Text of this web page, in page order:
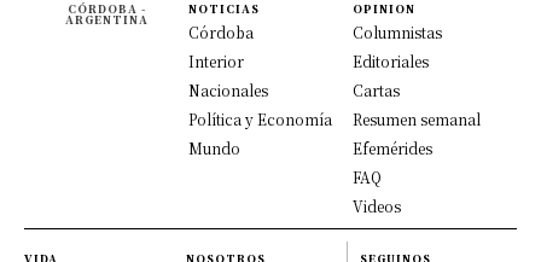
CÓRDOBA -
ARGENTINA
NOTICIAS
Córdoba
Interior
Nacionales
Política y Economía
Mundo
OPINION
Columnistas
Editoriales
Cartas
Resumen semanal
Efemérides
FAQ
Videos